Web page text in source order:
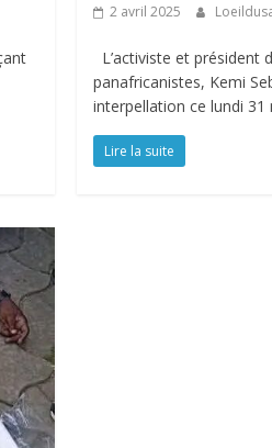
2 avril 2025
L’activiste et président
panafricanistes, Kemi
interpellation ce lundi 31
Lire la suite